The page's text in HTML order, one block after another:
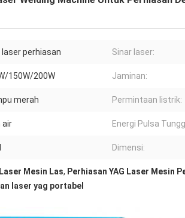
perhiasan Sinar laser:
150W/200W Jaminan:
merah Permintaan listrik:
air Energi Pulsa
Dimensi:
Laser Mesin Las, Perhiasan YAG Laser Mesin
laser yag portabel